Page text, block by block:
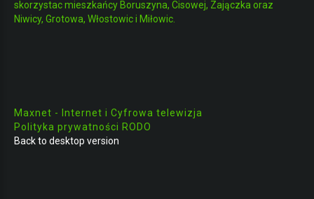
skorzystac mieszkańcy Boruszyna, Cisowej, Zajączka oraz
Niwicy, Grotowa, Włostowic i Miłowic.
Maxnet - Internet i Cyfrowa telewizja
Polityka prywatności RODO
Back to desktop version